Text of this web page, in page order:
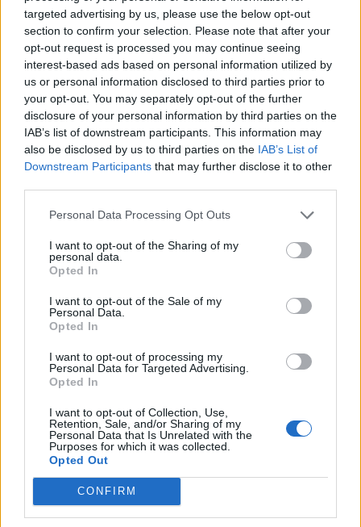
targeted advertising by us, please use the below opt-out
section to confirm your selection. Please note that after your
opt-out request is processed you may continue seeing
interest-based ads based on personal information utilized by
us or personal information disclosed to third parties prior to
your opt-out. You may separately opt-out of the further
disclosure of your personal information by third parties on the
IAB’s list of downstream participants. This information may
also be disclosed by us to third parties on the IAB’s List of
Downstream Participants that may further disclose it to other
Personal Data Processing Opt Outs
I want to opt-out of the Sharing of my
personal data.
Opted In
I want to opt-out of the Sale of my
Personal Data.
Opted In
I want to opt-out of processing my
Personal Data for Targeted Advertising.
Opted In
I want to opt-out of Collection, Use,
Retention, Sale, and/or Sharing of my
Personal Data that Is Unrelated with the
Purposes for which it was collected.
Opted Out
CONFIRM
In evidenza